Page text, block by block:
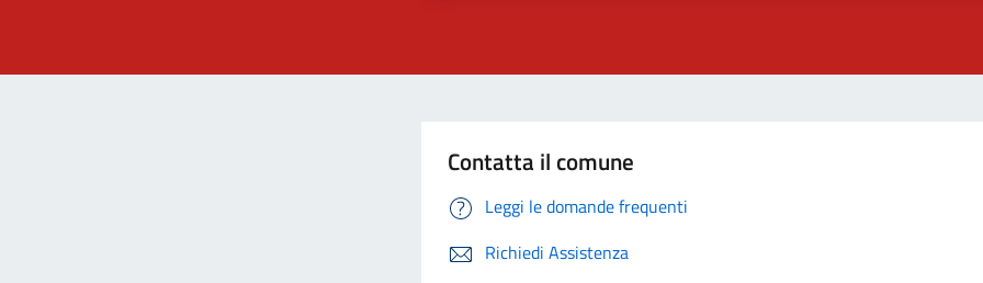
Contatta il comune
Leggi le domande frequenti
Richiedi Assistenza